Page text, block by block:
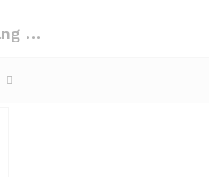
may do luc cang bang tai tensitron